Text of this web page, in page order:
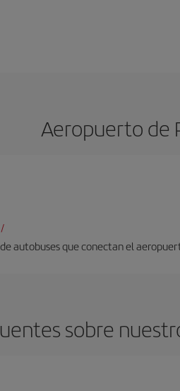
Aeropuerto de
autobuses que conectan el
sobre